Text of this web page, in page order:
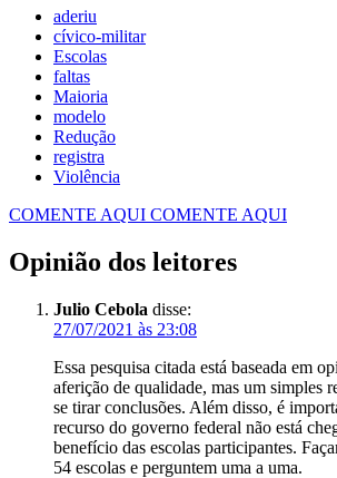
aderiu
cívico-militar
Escolas
faltas
Maioria
modelo
Redução
registra
Violência
COMENTE AQUI COMENTE AQUI
Opinião dos leitores
Julio Cebola disse:
27/07/2021 às 23:08
Essa pesquisa citada está baseada em
aferição de qualidade, mas um simples
se tirar conclusões. Além disso, é
recurso do governo federal não está
benefício das escolas participantes.
54 escolas e perguntem uma a uma.